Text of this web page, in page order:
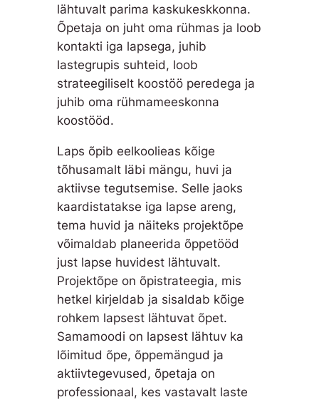
lähtuvalt parima kaskukeskkonna.
Õpetaja on juht oma rühmas ja loob
kontakti iga lapsega, juhib
lastegrupis suhteid, loob
strateegiliselt koostöö peredega ja
juhib oma rühmameeskonna
koostööd.
Laps õpib eelkoolieas kõige
tõhusamalt läbi mängu, huvi ja
aktiivse tegutsemise. Selle jaoks
kaardistatakse iga lapse areng,
tema huvid ja näiteks projektõpe
võimaldab planeerida õppetööd
just lapse huvidest lähtuvalt.
Projektõpe on õpistrateegia, mis
hetkel kirjeldab ja sisaldab kõige
rohkem lapsest lähtuvat õpet.
Samamoodi on lapsest lähtuv ka
lõimitud õpe, õppemängud ja
aktiivtegevused, õpetaja on
professionaal, kes vastavalt laste